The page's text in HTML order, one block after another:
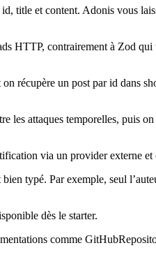
title et content. Adonis vous
HTTP, contrairement à Zod
récupère un post par id dans
attaques temporelles, puis
via un provider externe
typé. Par exemple, seul
dès le starter.
comme